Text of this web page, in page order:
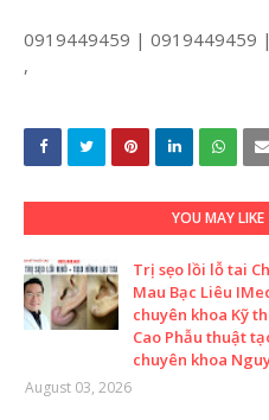
0919449459 | 0919449459
,
YOU MAY LIKE
Trị sẹo lồi lỗ tai
Mau Bạc Liêu
chuyên khoa Kỹ
Cao Phẫu thuật
chuyên khoa
August 03, 2026